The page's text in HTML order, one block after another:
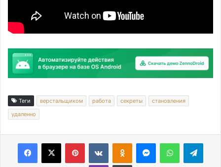
Теги верстальщиком работа секреты
становления
удаленно